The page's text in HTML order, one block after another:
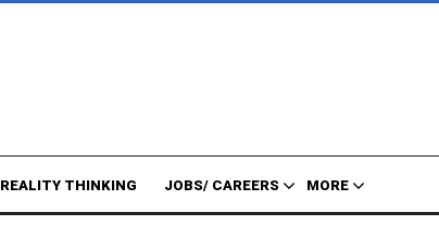
REALITY THINKING JOBS/ CAREERS MORE